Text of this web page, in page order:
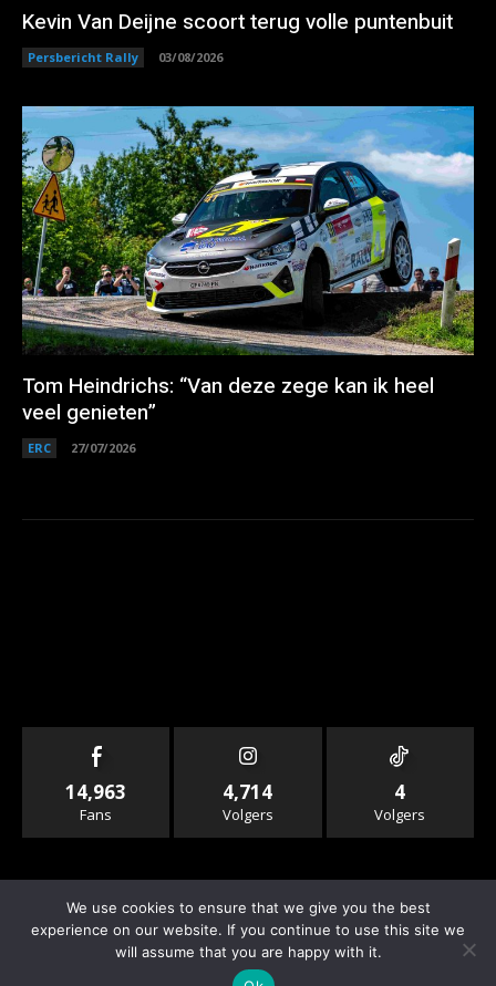
Kevin Van Deijne scoort terug volle puntenbuit
Persbericht Rally 03/08/2026
Tom Heindrichs: “Van deze zege kan ik heel
veel genieten”
ERC 27/07/2026
14,963
Fans
4,714
Volgers
4
Volgers
We use cookies to ensure that we give you the best
experience on our website. If you continue to use this site we
will assume that you are happy with it.